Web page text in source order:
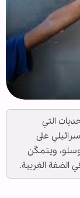
التي
على
ويتمكّن
الضفة الغربية.